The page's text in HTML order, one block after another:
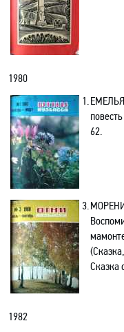
1980
1.
62.
3.
Сказка
1982